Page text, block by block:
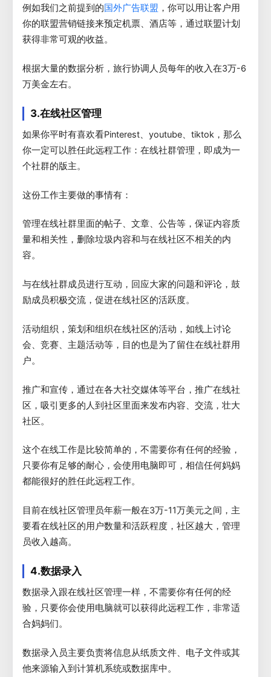
例如我们之前提到的 国外广告联盟 ，你可以用让客户用
你的联盟营销链接来预定机票、酒店等，通过联盟计划
获得非常可观的收益。
根据大量的数据分析，旅行协调人员每年的收入在3万-6
万美金左右。
3.在线社区管理
如果你平时有喜欢看Pinterest、youtube、tiktok，那么
你一定可以胜任此远程工作：在线社群管理，即成为一
个社群的版主。
这份工作主要做的事情有：
管理在线社群里面的帖子、文章、公告等，保证内容质
量和相关性，删除垃圾内容和与在线社区不相关的内
容。
与在线社群成员进行互动，回应大家的问题和评论，鼓
励成员积极交流，促进在线社区的活跃度。
活动组织，策划和组织在线社区的活动，如线上讨论
会、竞赛、主题活动等，目的也是为了留住在线社群用
户。
推广和宣传，通过在各大社交媒体等平台，推广在线社
区，吸引更多的人到社区里面来发布内容、交流，壮大
社区。
这个在线工作是比较简单的，不需要你有任何的经验，
只要你有足够的耐心，会使用电脑即可，相信任何妈妈
都能很好的胜任此远程工作。
目前在线社区管理员年薪一般在3万-11万美元之间，主
要看在线社区的用户数量和活跃程度，社区越大，管理
员收入越高。
4.数据录入
数据录入跟在线社区管理一样，不需要你有任何的经
验，只要你会使用电脑就可以获得此远程工作，非常适
合妈妈们。
数据录入员主要负责将信息从纸质文件、电子文件或其
他来源输入到计算机系统或数据库中。